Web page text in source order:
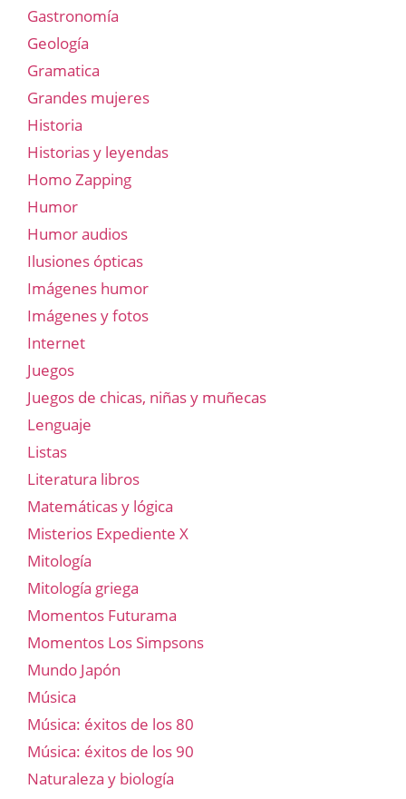
Gastronomía
Geología
Gramatica
Grandes mujeres
Historia
Historias y leyendas
Homo Zapping
Humor
Humor audios
Ilusiones ópticas
Imágenes humor
Imágenes y fotos
Internet
Juegos
Juegos de chicas, niñas y muñecas
Lenguaje
Listas
Literatura libros
Matemáticas y lógica
Misterios Expediente X
Mitología
Mitología griega
Momentos Futurama
Momentos Los Simpsons
Mundo Japón
Música
Música: éxitos de los 80
Música: éxitos de los 90
Naturaleza y biología